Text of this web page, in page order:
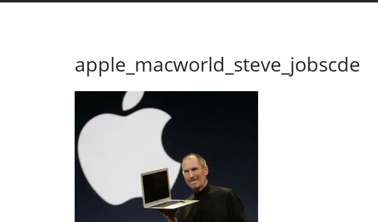
apple_macworld_steve_jobscde